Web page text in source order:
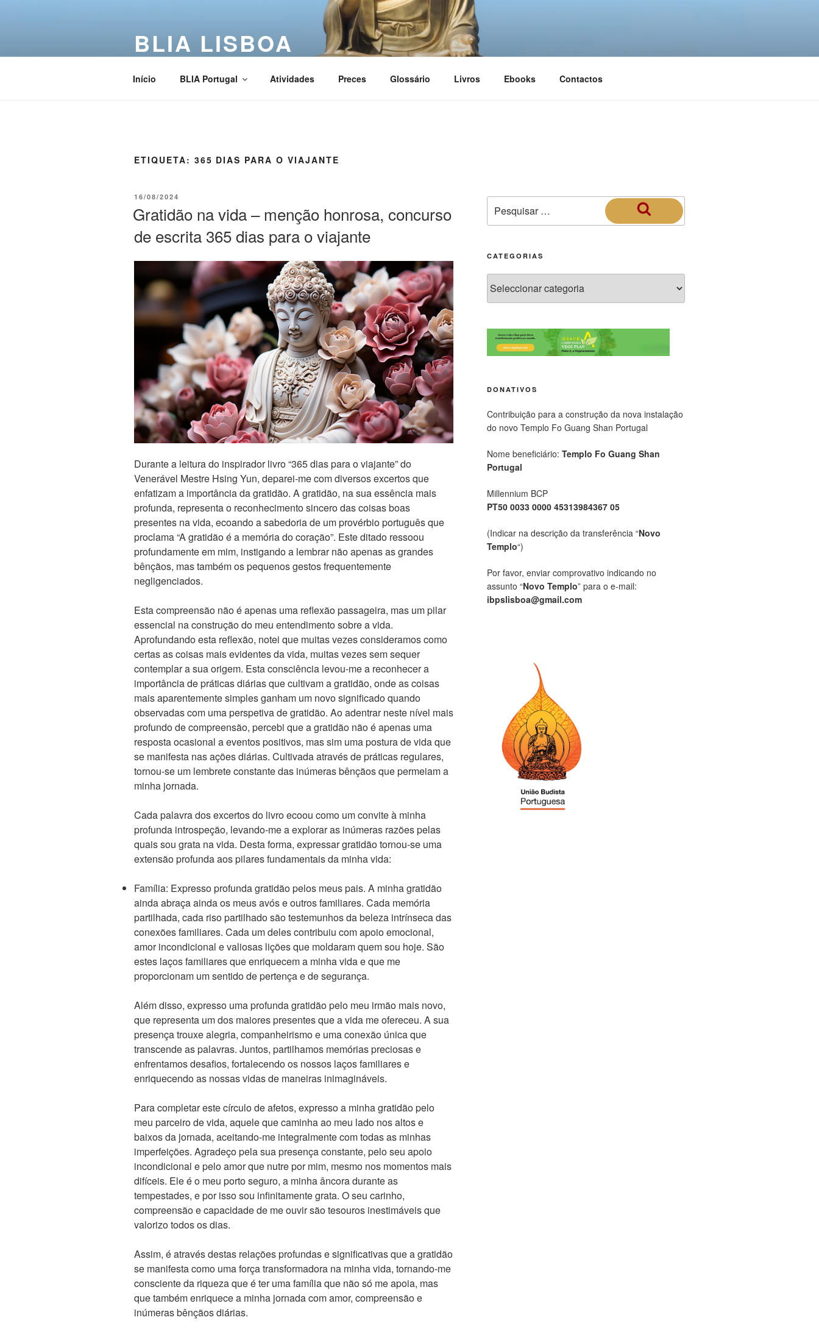
BLIA LISBOA
Início BLIA Portugal Atividades Preces Glossário Livros Ebooks Contactos
ETIQUETA: 365 DIAS PARA O VIAJANTE
16/08/2024
Gratidão na vida – menção honrosa, concurso
de escrita 365 dias para o viajante
Durante a leitura do inspirador livro “365 dias para o viajante” do
Venerável Mestre Hsing Yun, deparei-me com diversos excertos que
enfatizam a importância da gratidão. A gratidão, na sua essência mais
profunda, representa o reconhecimento sincero das coisas boas
presentes na vida, ecoando a sabedoria de um provérbio português que
proclama “A gratidão é a memória do coração”. Este ditado ressoou
profundamente em mim, instigando a lembrar não apenas as grandes
bênçãos, mas também os pequenos gestos frequentemente
negligenciados.
Esta compreensão não é apenas uma reflexão passageira, mas um pilar
essencial na construção do meu entendimento sobre a vida.
Aprofundando esta reflexão, notei que muitas vezes consideramos como
certas as coisas mais evidentes da vida, muitas vezes sem sequer
contemplar a sua origem. Esta consciência levou-me a reconhecer a
importância de práticas diárias que cultivam a gratidão, onde as coisas
mais aparentemente simples ganham um novo significado quando
observadas com uma perspetiva de gratidão. Ao adentrar neste nível mais
profundo de compreensão, percebi que a gratidão não é apenas uma
resposta ocasional a eventos positivos, mas sim uma postura de vida que
se manifesta nas ações diárias. Cultivada através de práticas regulares,
tornou-se um lembrete constante das inúmeras bênçãos que permeiam a
minha jornada.
Cada palavra dos excertos do livro ecoou como um convite à minha
profunda introspeção, levando-me a explorar as inúmeras razões pelas
quais sou grata na vida. Desta forma, expressar gratidão tornou-se uma
extensão profunda aos pilares fundamentais da minha vida:
Família: Expresso profunda gratidão pelos meus pais. A minha gratidão
ainda abraça ainda os meus avós e outros familiares. Cada memória
partilhada, cada riso partilhado são testemunhos da beleza intrínseca das
conexões familiares. Cada um deles contribuiu com apoio emocional,
amor incondicional e valiosas lições que moldaram quem sou hoje. São
estes laços familiares que enriquecem a minha vida e que me
proporcionam um sentido de pertença e de segurança.
Além disso, expresso uma profunda gratidão pelo meu irmão mais novo,
que representa um dos maiores presentes que a vida me ofereceu. A sua
presença trouxe alegria, companheirismo e uma conexão única que
transcende as palavras. Juntos, partilhamos memórias preciosas e
enfrentamos desafios, fortalecendo os nossos laços familiares e
enriquecendo as nossas vidas de maneiras inimagináveis.
Para completar este círculo de afetos, expresso a minha gratidão pelo
meu parceiro de vida, aquele que caminha ao meu lado nos altos e
baixos da jornada, aceitando-me integralmente com todas as minhas
imperfeições. Agradeço pela sua presença constante, pelo seu apoio
incondicional e pelo amor que nutre por mim, mesmo nos momentos mais
difíceis. Ele é o meu porto seguro, a minha âncora durante as
tempestades, e por isso sou infinitamente grata. O seu carinho,
compreensão e capacidade de me ouvir são tesouros inestimáveis que
valorizo todos os dias.
Assim, é através destas relações profundas e significativas que a gratidão
se manifesta como uma força transformadora na minha vida, tornando-me
consciente da riqueza que é ter uma família que não só me apoia, mas
que também enriquece a minha jornada com amor, compreensão e
inúmeras bênçãos diárias.
CATEGORIAS
DONATIVOS
Contribuição para a construção da nova instalação
do novo Templo Fo Guang Shan Portugal
Nome beneficiário: Templo Fo Guang Shan
Portugal
Millennium BCP
PT50 0033 0000 45313984367 05
(Indicar na descrição da transferência “Novo
Templo“)
Por favor, enviar comprovativo indicando no
assunto “Novo Templo” para o e-mail:
ibpslisboa@gmail.com